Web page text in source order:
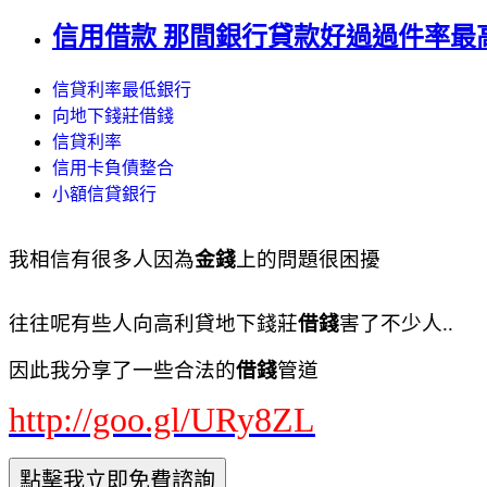
信用借款 那間銀行貸款好過過件率最
信貸利率最低銀行
向地下錢莊借錢
信貸利率
信用卡負債整合
小額信貸銀行
我相信有很多人因為金錢 上的問題很困擾
往往呢有些人向高利貸地下錢莊借錢害了不少人..
因此我分享了一些合法的借錢管道
http://goo.gl/URy8ZL